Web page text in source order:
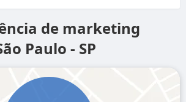
de marketing
Paulo - SP